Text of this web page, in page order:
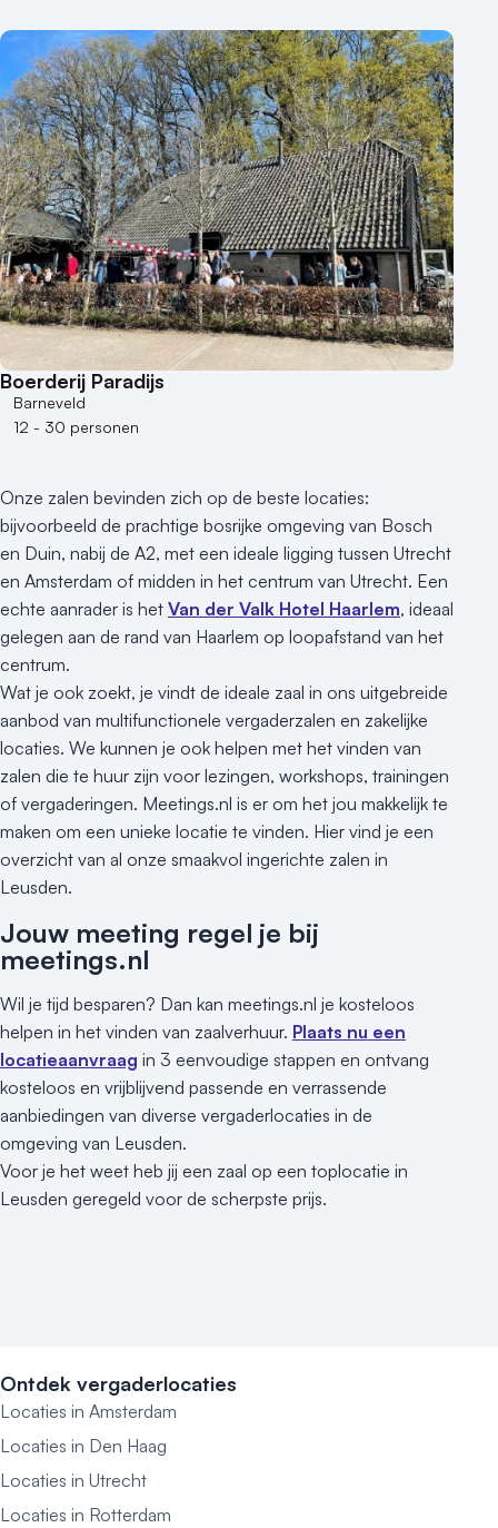
Boerderij Paradijs
Barneveld
12 - 30 personen
Onze zalen bevinden zich op de beste locaties:
bijvoorbeeld de prachtige bosrijke omgeving van Bosch
en Duin, nabij de A2, met een ideale ligging tussen Utrecht
en Amsterdam of midden in het centrum van Utrecht. Een
echte aanrader is het Van der Valk Hotel Haarlem, ideaal
gelegen aan de rand van Haarlem op loopafstand van het
centrum.
Wat je ook zoekt, je vindt de ideale zaal in ons uitgebreide
aanbod van multifunctionele vergaderzalen en zakelijke
locaties. We kunnen je ook helpen met het vinden van
zalen die te huur zijn voor lezingen, workshops, trainingen
of vergaderingen. Meetings.nl is er om het jou makkelijk te
maken om een unieke locatie te vinden. Hier vind je een
overzicht van al onze smaakvol ingerichte zalen in
Leusden.
Jouw meeting regel je bij
meetings.nl
Wil je tijd besparen? Dan kan meetings.nl je kosteloos
helpen in het vinden van zaalverhuur. Plaats nu een
locatieaanvraag in 3 eenvoudige stappen en ontvang
kosteloos en vrijblijvend passende en verrassende
aanbiedingen van diverse vergaderlocaties in de
omgeving van Leusden.
Voor je het weet heb jij een zaal op een toplocatie in
Leusden geregeld voor de scherpste prijs.
Ontdek vergaderlocaties
Locaties in Amsterdam
Locaties in Den Haag
Locaties in Utrecht
Locaties in Rotterdam